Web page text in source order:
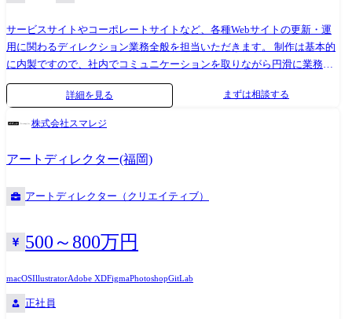
Groovy, XML ツール：Github, CI/CD, Adobe XD, Firebase, AndroidStudio
サービスサイトやコーポレートサイトなど、各種Webサイトの更新・運
用に関わるディレクション業務全般を担当いただきます。 制作は基本的
に内製ですので、社内でコミュニケーションを取りながら円滑に業務を
進めることができます。 【具体的な業務】 デザイナーと連携し、全チャ
ネル(コーポレート/サービス/採用/IR/オウンドメディア/アプリ内メッセ
し、ブランド体験の質を継続的に高めていただきます。 ●マネジメント
領域 ロードマップ策定、案件の優先度設計 ステークホルダーとの合意形
成(経営・マーケ・PR・IR・採用・開発・CS・営業など) データドリブン
ロー/品質基準の整備(ブランドガイドライン遵守、公開プロセス・QA体
制の設計) メンバー(最大約6名)との連携・進行管理、レビュー体制の設
たアクセス解析、Search Console等を用いた分析 ABテスト等を踏まえた
詳細を見る まずは相談する
株式会社スマレジ
アートディレクター(福岡)
アートディレクター（クリエイティブ）
500～800万円
macOSIllustratorAdobe XDFigmaPhotoshopGitLab
正社員